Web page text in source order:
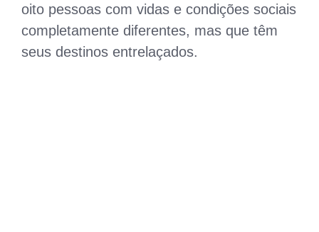
oito pessoas com vidas e condições sociais
completamente diferentes, mas que têm
seus destinos entrelaçados.